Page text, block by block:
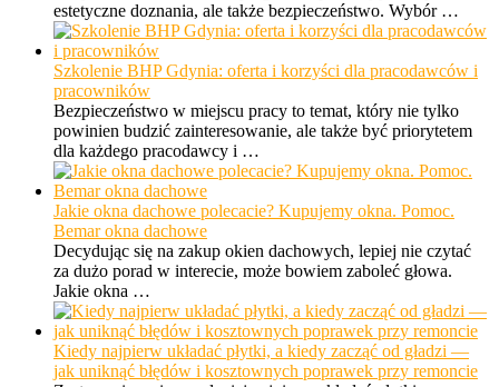
estetyczne doznania, ale także bezpieczeństwo. Wybór …
Szkolenie BHP Gdynia: oferta i korzyści dla pracodawców i
pracowników
Bezpieczeństwo w miejscu pracy to temat, który nie tylko
powinien budzić zainteresowanie, ale także być priorytetem
dla każdego pracodawcy i …
Jakie okna dachowe polecacie? Kupujemy okna. Pomoc.
Bemar okna dachowe
Decydując się na zakup okien dachowych, lepiej nie czytać
za dużo porad w interecie, może bowiem zaboleć głowa.
Jakie okna …
Kiedy najpierw układać płytki, a kiedy zacząć od gładzi —
jak uniknąć błędów i kosztownych poprawek przy remoncie